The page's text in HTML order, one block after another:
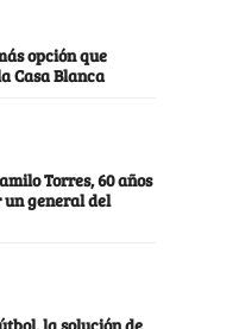
opción que
Casa Blanca
Torres, 60 años
un general del
la solución de